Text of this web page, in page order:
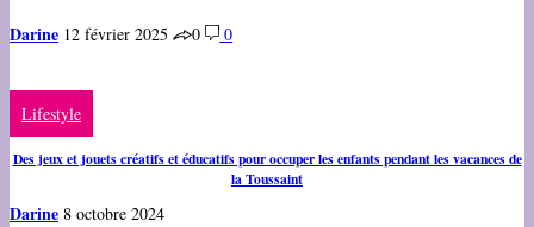
Darine 12 février 2025 0 0
Lifestyle
Des jeux et jouets créatifs et éducatifs pour occuper les enfants pendant les vacances de
la Toussaint
Darine 8 octobre 2024